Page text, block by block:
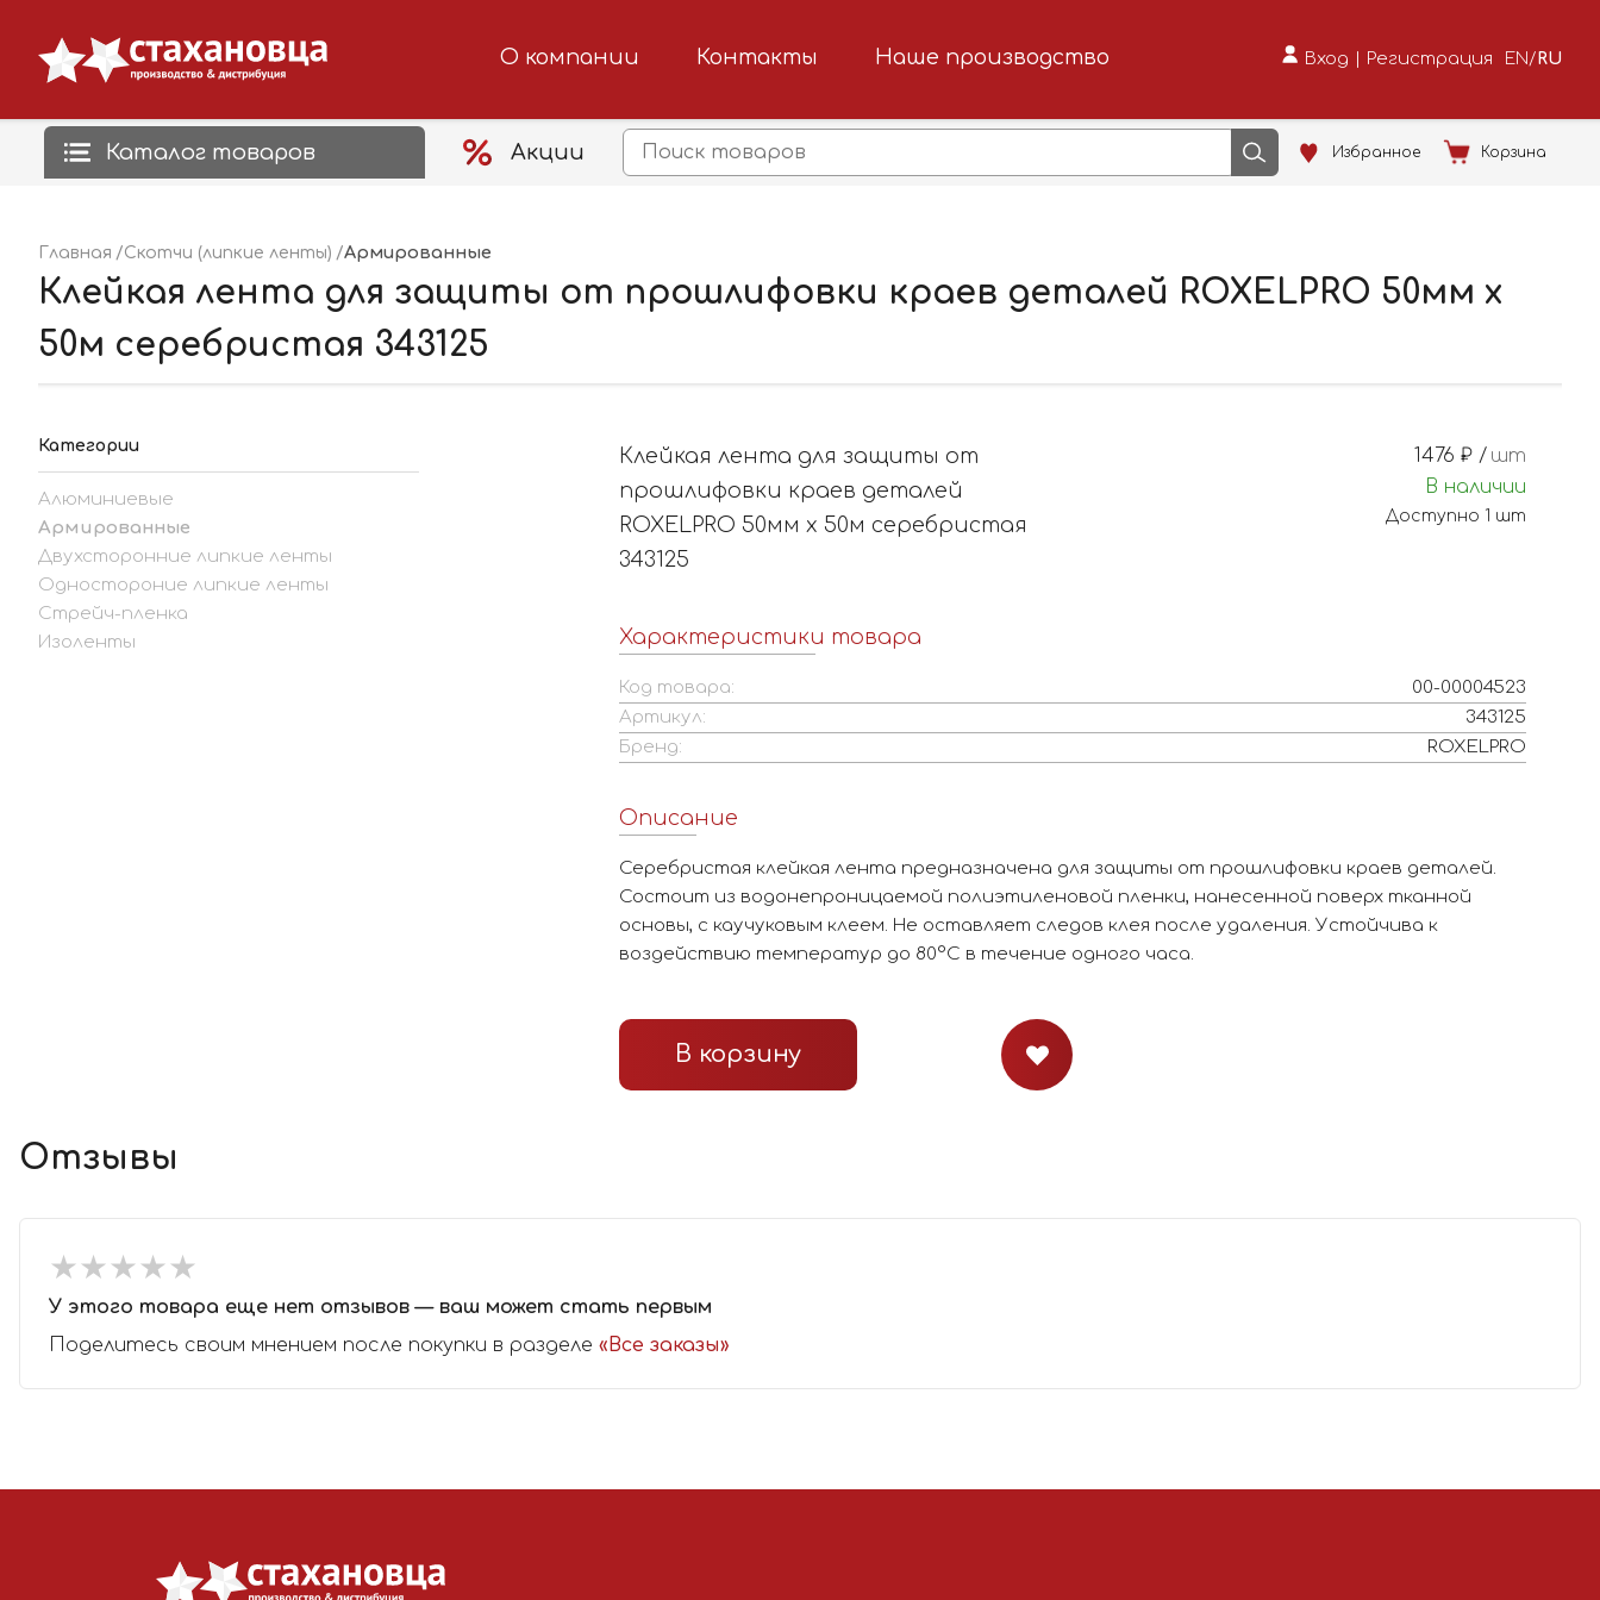
О компании Контакты Наше производство Вход | Регистрация EN /RU
Каталог товаров Акции Избранное Корзина
Главная Скотчи (липкие ленты) Армированные
Клейкая лента для защиты от прошлифовки краев деталей ROXELPRO 50мм х
50м серебристая 343125
Категории
Алюминиевые
Армированные
Двухсторонние липкие ленты
Одностороние липкие ленты
Стрейч-пленка
Изоленты
Клейкая лента для защиты от
прошлифовки краев деталей
ROXELPRO 50мм х 50м серебристая
343125
Характеристики товара
Код товара:
00-00004523
Артикул:
343125
Бренд:
ROXELPRO
Описание
Серебристая клейкая лента предназначена для защиты от прошлифовки краев деталей.
Состоит из водонепроницаемой полиэтиленовой пленки, нанесенной поверх тканной
основы, с каучуковым клеем. Не оставляет следов клея после удаления. Устойчива к
воздействию температур до 80°С в течение одного часа.
1476 ₽ / шт
В наличии
Доступно 1 шт
В корзину
Отзывы
★★★★★
★★★★★
У этого товара еще нет отзывов — ваш может стать первым
Поделитесь своим мнением после покупки в разделе «Все заказы»